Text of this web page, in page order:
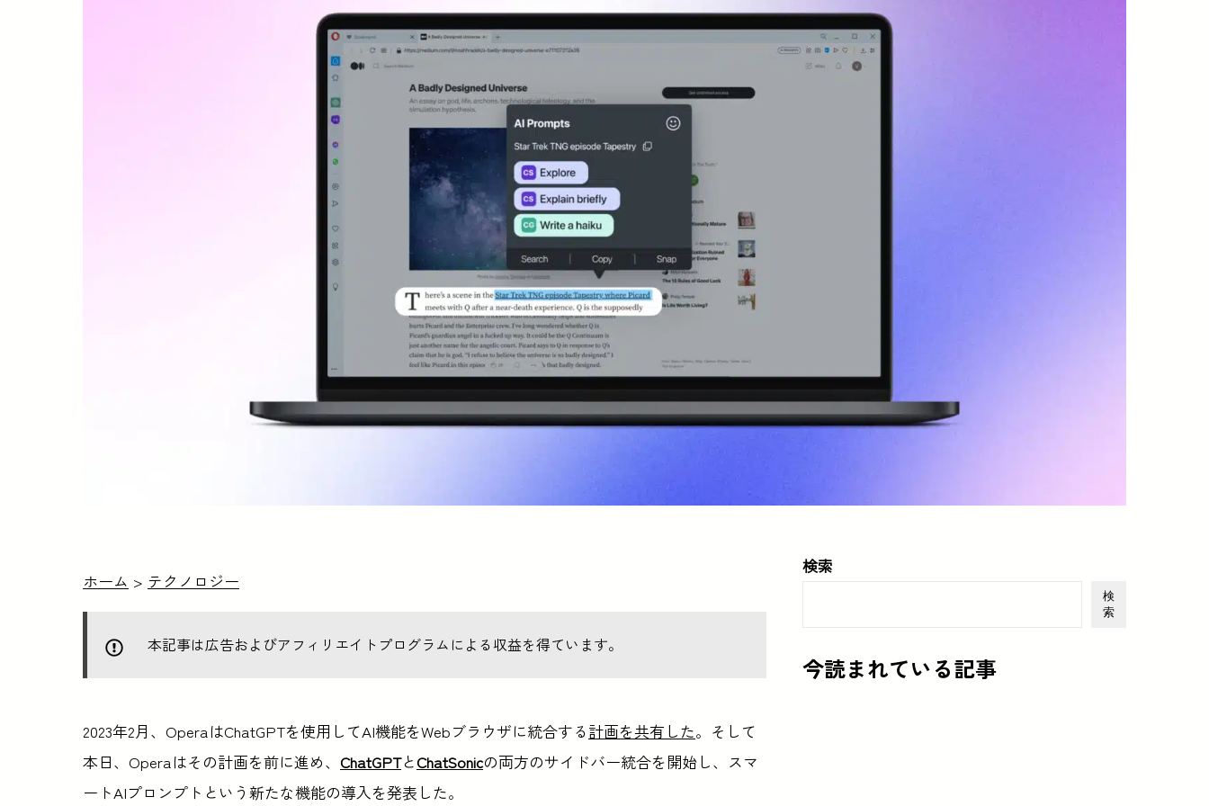
ホーム > テクノロジー
本記事は広告およびアフィリエイトプログラムによる収益を得ています。
2023年2月、OperaはChatGPTを使用してAI機能をWebブラウザに統合する計画を共有した。そして
本日、Operaはその計画を前に進め、 ChatGPTとChatSonicの両方のサイドバー統合を開始し、スマ
ートAIプロンプトという新たな機能の導入を発表した。
検索
検
索
今読まれている記事